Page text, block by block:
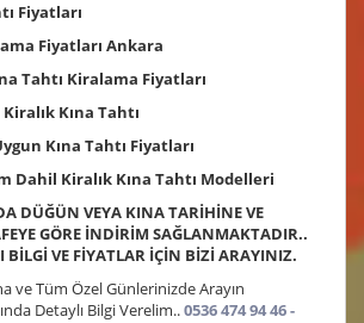
Fiyatları
Fiyatları Ankara
Tahtı Kiralama Fiyatları
Kına Tahtı
Kına Tahtı Fiyatları
Dahil Kiralık Kına Tahtı Modelleri
DÜĞÜN VEYA KINA TARİHİNE VE
GÖRE İNDİRİM SAĞLANMAKTADIR..
BİLGİ VE FİYATLAR İÇİN BİZİ ARAYINIZ.
ve Tüm Özel Günlerinizde Arayın
Detaylı Bilgi Verelim..0536 474 94 46 -